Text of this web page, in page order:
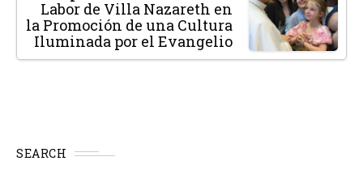
Labor de Villa Nazareth en
la Promoción de una Cultura
Iluminada por el Evangelio
SEARCH